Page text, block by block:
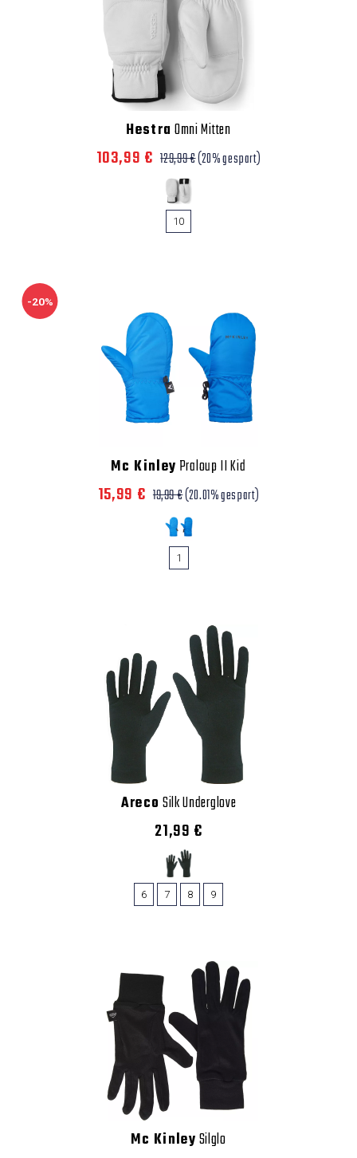
Hestra Omni Mitten
103,99 € 129,99 €(20% gespart)
10
-20%
Mc Kinley Praloup II Kid
15,99 € 19,99 €(20.01% gespart)
1
Areco Silk Underglove
21,99 €
6 7 8 9
Mc KinleySilglo